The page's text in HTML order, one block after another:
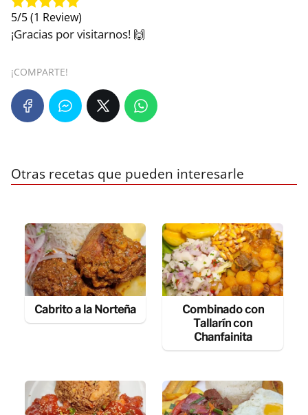
5/5(1 Review)
¡Gracias por visitarnos! 🙌
¡COMPARTE!
Otras recetas que pueden interesarle
Cabrito a la Norteña
Combinado con
Tallarín con
Chanfainita